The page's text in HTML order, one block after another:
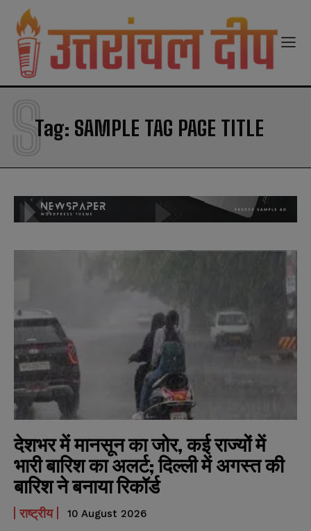
Tag: SAMPLE TAG PAGE TITLE
S
देशभर में मानसून का जोर, कई राज्यों में
भारी बारिश का अलर्ट; दिल्ली में अगस्त की
बारिश ने बनाया रिकॉर्ड
राष्ट्रीय 10 August 2026